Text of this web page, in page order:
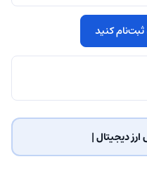
کنید
دیجیتال |